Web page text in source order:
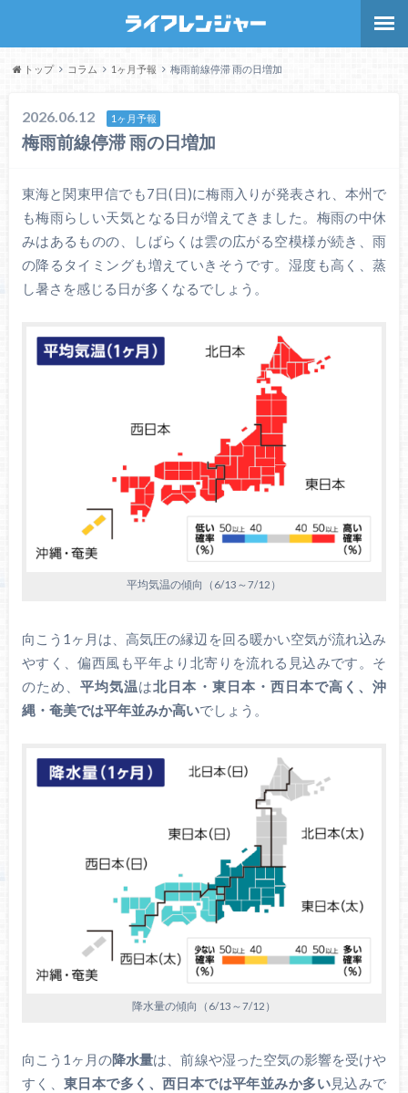
トップ コラム 1ヶ月予報 梅雨前線停滞 雨の日増加
2026.06.12 1ヶ月予報
梅雨前線停滞 雨の日増加
東海と関東甲信でも7日(日)に梅雨入りが発表され、本州で
も梅雨らしい天気となる日が増えてきました。梅雨の中休
みはあるものの、しばらくは雲の広がる空模様が続き、雨
の降るタイミングも増えていきそうです。湿度も高く、蒸
し暑さを感じる日が多くなるでしょう。
平均気温の傾向（6/13～7/12）
向こう1ヶ月は、高気圧の縁辺を回る暖かい空気が流れ込み
やすく、偏西風も平年より北寄りを流れる見込みです。そ
のため、平均気温は北日本・東日本・西日本で高く、沖
縄・奄美では平年並みか高いでしょう。
降水量の傾向（6/13～7/12）
向こう1ヶ月の降水量は、前線や湿った空気の影響を受けや
すく、東日本で多く、西日本では平年並みか多い見込みで